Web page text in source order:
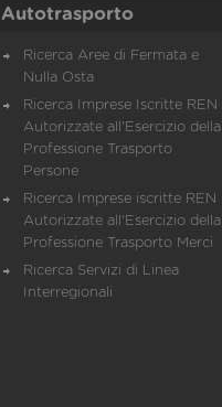
Autotrasporto
Ricerca Aree di Fermata e
Nulla Osta
Ricerca Imprese Iscritte REN
Autorizzate all'Esercizio della
Professione Trasporto
Persone
Ricerca Imprese iscritte REN
Autorizzate all'Esercizio della
Professione Trasporto Merci
Ricerca Servizi di Linea
Interregionali